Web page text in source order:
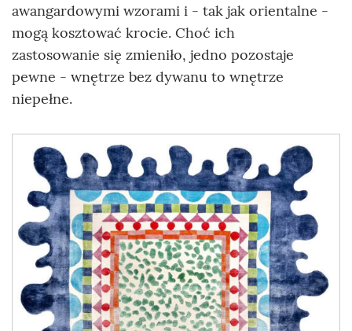
awangardowymi wzorami i - tak jak orientalne -
mogą kosztować krocie. Choć ich
zastosowanie się zmieniło, jedno pozostaje
pewne - wnętrze bez dywanu to wnętrze
niepełne.